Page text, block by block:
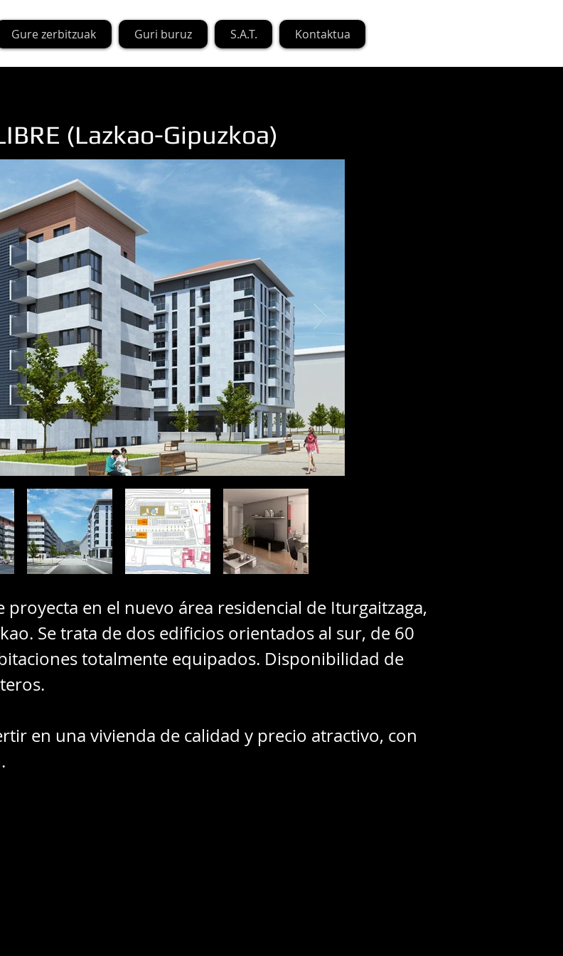
Gure zerbitzuak Guri buruz S.A.T. Kontaktua
(Lazkao-Gipuzkoa)
en el nuevo área residencial de Iturgaitzaga,
Se trata de dos edificios orientados al sur, de 60
totalmente equipados. Disponibilidad de
en una vivienda de calidad y precio atractivo, con